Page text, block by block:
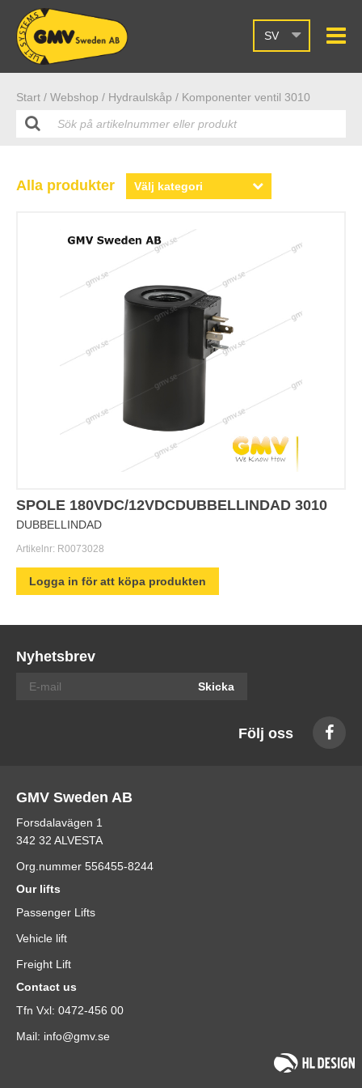
SV
Start / Webshop / Hydraulskåp / Komponenter ventil 3010
Alla produkter
SPOLE 180VDC/12VDCDUBBELLINDAD 3010
DUBBELLINDAD
Artikelnr: R0073028
Logga in för att köpa produkten
Nyhetsbrev
Skicka
Följ oss
GMV Sweden AB
Forsdalavägen 1
342 32 ALVESTA
Org.nummer 556455-8244
Our lifts
Passenger Lifts
Vehicle lift
Freight Lift
Contact us
Tfn Vxl: 0472-456 00
Mail: info@gmv.se